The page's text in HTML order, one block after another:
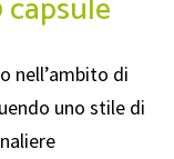
nell’ambito di
uno stile di